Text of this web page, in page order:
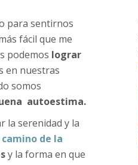
para sentirnos
fácil que me
podemos lograr
en nuestras
somos
autoestima.
la serenidad y la
de la
y la forma en que